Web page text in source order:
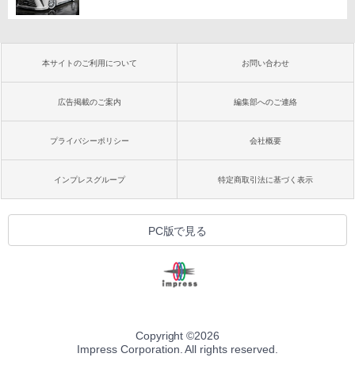
本サイトのご利用について お問い合わせ
広告掲載のご案内 編集部へのご連絡
プライバシーポリシー 会社概要
インプレスグループ 特定商取引法に基づく表示
PC版で見る
Copyright ©2026
Impress Corporation. All rights reserved.